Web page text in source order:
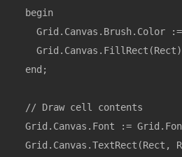
  begin
Grid.Canvas.Brush.Color
  end;
  // Draw cell contents
Grid.Canvas.Font :=
Grid.Canvas.TextRect(Rect,